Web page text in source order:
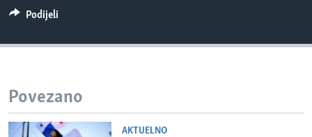
Podijeli
Povezano
AKTUELNO